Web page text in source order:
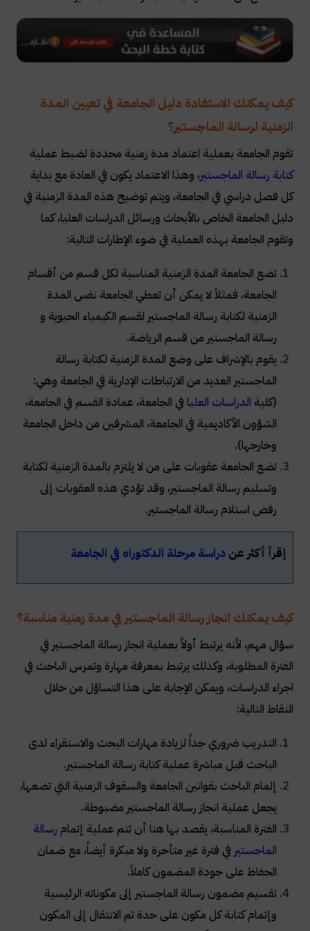
كيف يمكنك الاستفادة دليل الجامعة في تعيين المدة
الزمنية لرسالة الماجستير؟
تقوم الجامعة بعملية اعتماد مدة زمنية محددة لضبط عملية
كتابة رسالة الماجستير، وهذا الاعتماد يكون في العادة مع بداية
كل فصل دراسي في الجامعة، ويتم توضيح هذه المدة الزمنية في
دليل الجامعة الخاص بالأبحاث ورسائل الدراسات العليا، كما
وتقوم الجامعة بهذه العملية في ضوء الإطارات التالية:
تضع الجامعة المدة الزمنية المناسبة لكل قسم من أقسام
الجامعة، فمثلاً لا يمكن أن تعطي الجامعة نفس المدة
الزمنية لكتابة رسالة الماجستير لقسم الكيمياء الحيوية و
رسالة الماجستير من قسم الرياضة.
يقوم بالإشراف على وضع المدة الزمنية لكتابة رسالة
الماجستير العديد من الارتباطات الإدارية في الجامعة وهي:
(كلية الدراسات العليا في الجامعة، عمادة القسم في الجامعة،
الشؤون الأكاديمية في الجامعة، المشرفين من داخل الجامعة
وخارجها).
تضع الجامعة عقوبات على من لا يلتزم بالمدة الزمنية لكتابة
وتسليم رسالة الماجستير، وقد تؤدي هذه العقوبات إلى
رفض استلام رسالة الماجستير.
إقرأ أكثر عن دراسة مرحلة الدكتوراه في الجامعة
كيف يمكنك انجاز رسالة الماجستير في مدة زمنية مناسبة؟
سؤال مهم، لأنه يرتبط أولاً بعملية انجاز رسالة الماجستير في
الفترة المطلوبة، وكذلك يرتبط بمعرفة مهارة وتمرس الباحث في
اجراء الدراسات، ويمكن الإجابة على هذا التساؤل من خلال
النقاط التالية:
التدريب ضروري جداً لزيادة مهارات البحث والاستقراء لدى
الباحث قبل مباشرة عملية كتابة رسالة الماجستير.
إلمام الباحث بقوانين الجامعة والسقوف الزمنية التي تضعها،
يجعل عملية انجاز رسالة الماجستير مضبوطة.
الفترة المناسبة، يقصد بها هنا أن تتم عملية إتمام رسالة
الماجستير في فترة غير متأخرة ولا مبكرة أيضاً، مع ضمان
الحفاظ على جودة المضمون كاملاً.
تقسيم مضمون رسالة الماجستير إلى مكوناته الرئيسية
وإتمام كتابة كل مكون على حدة ثم الانتقال إلى المكون